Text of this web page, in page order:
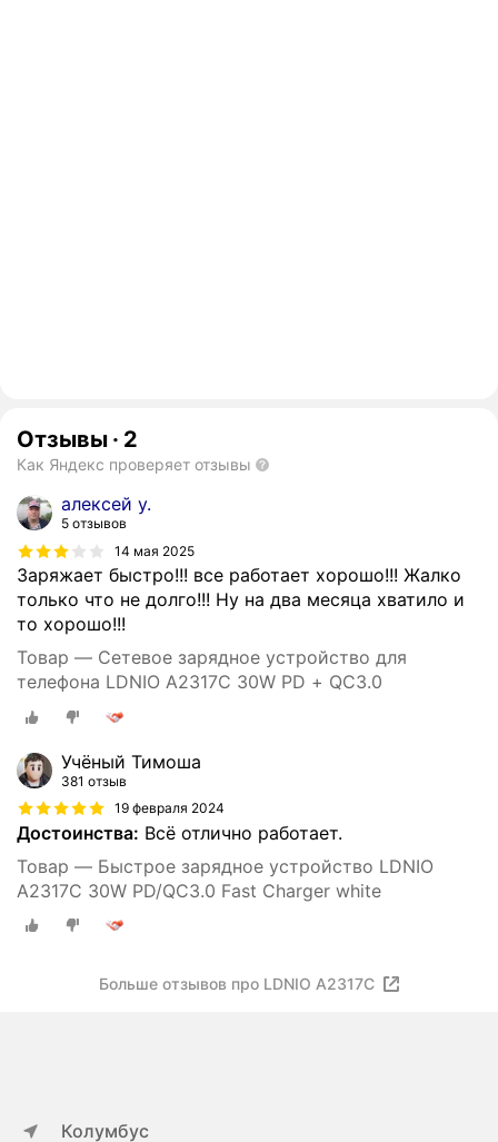
Отзывы · 2
Как Яндекс проверяет отзывы
алексей у.
5 отзывов
14 мая 2025
Заряжает быстро!!! все работает хорошо!!! Жалко
только что не долго!!! Ну на два месяца хватило и
то хорошо!!!
Товар — Сетевое зарядное устройство для
телефона LDNIO A2317C 30W PD + QC3.0
Учёный Тимоша
381 отзыв
19 февраля 2024
Достоинства: Всё отлично работает.
Товар — Быстрое зарядное устройство LDNIO
A2317C 30W PD/QC3.0 Fast Charger white
Больше отзывов про LDNIO A2317C
Колумбус